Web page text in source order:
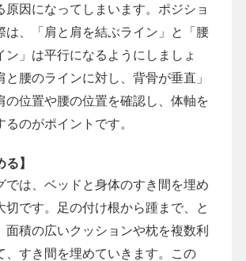
原因になってしまいます。ポジショ
は、「肩と肩を結ぶライン」と「腰
ン」は平行になるようにしましょ
と腰のラインに対し、背骨が垂直」
の位置や腰の位置を確認し、体軸を
のがポイントです。
】
では、ベッドと身体のすき間を埋め
切です。足の付け根から踵まで、と
面積の広いクッションや枕を複数利
、すき間を埋めていきます。この